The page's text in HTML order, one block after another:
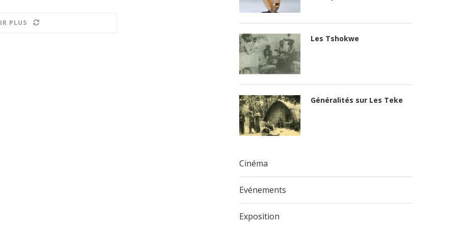
PLUS
Les Tshokwe
Généralités sur Les Teke
Cinéma
Evénements
Exposition